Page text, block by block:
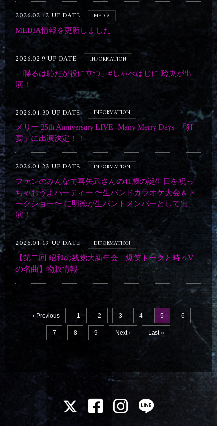
2026.02.12 UP DATE MEDIA
MEDIA情報を更新しました
2026.02.9 UP DATE INFORMATION
「喋るは恥だが役に立つ」#しゃべはじに 玲央が出
演！
2026.01.30 UP DATE INFORMATION
メリー 25th Anniversary LIVE -Many Merry Days- 「狂
宴」に出演決定！！
2026.01.23 UP DATE INFORMATION
ファンのみんなで喜矢武さんの41歳の誕生日を祝っ
ちゃおうよパーティー 〜生バンドカラオケ大会＆ト
ークショー〜 に明徳が生バンドメンバーとして出
演！
2026.01.19 UP DATE INFORMATION
【第二回 昭和の残党大新年会 爆笑トークと時々V
の名曲】物販情報
‹ Previous 1 2 3 4 5 6
7 8 9 Next › Last »